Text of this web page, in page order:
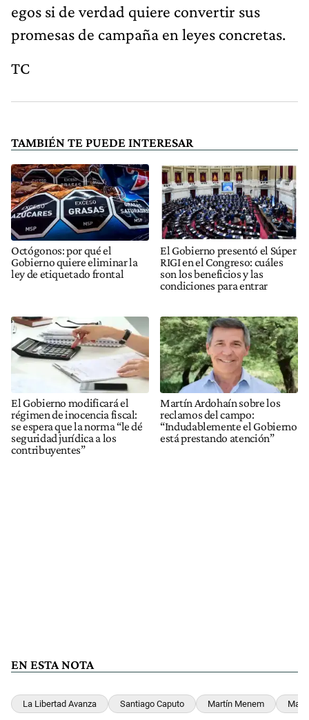
egos si de verdad quiere convertir sus
promesas de campaña en leyes concretas.
TC
TAMBIÉN TE PUEDE INTERESAR
Octógonos: por qué el
Gobierno quiere eliminar la
ley de etiquetado frontal
El Gobierno presentó el Súper
RIGI en el Congreso: cuáles
son los beneficios y las
condiciones para entrar
El Gobierno modificará el
régimen de inocencia fiscal:
se espera que la norma “le dé
seguridad jurídica a los
contribuyentes”
Martín Ardohaín sobre los
reclamos del campo:
“Indudablemente el Gobierno
está prestando atención”
EN ESTA NOTA
La Libertad Avanza Santiago Caputo Martín Menem